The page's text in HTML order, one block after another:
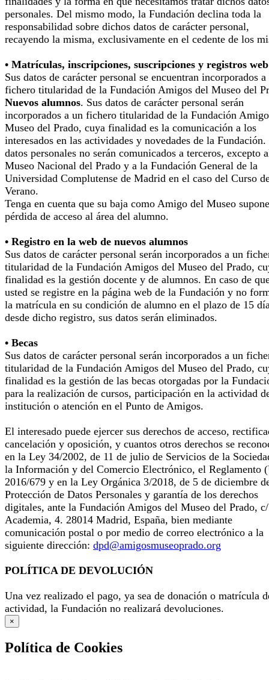
personales. Del mismo modo, la Fundación declina toda la
responsabilidad sobre dichos datos de carácter personal,
recayendo la misma, exclusivamente en el cedente de los
• Matrículas, inscripciones, suscripciones y registros web
Sus datos de carácter personal se encuentran incorporados a
fichero titularidad de la Fundación Amigos del Museo del
Nuevos alumnos. Sus datos de carácter personal serán
incorporados a un fichero titularidad de la Fundación
Museo del Prado, cuya finalidad es la comunicación a los
interesados en las actividades y novedades de la Fundación.
datos personales no serán comunicados a terceros, excepto
Museo Nacional del Prado y a la Fundación General de la
Universidad Complutense de Madrid en el caso del Curso
Verano.
Tenga en cuenta que su baja como Amigo del Museo
pérdida de acceso al área del alumno.
• Registro en la web de nuevos alumnos
Sus datos de carácter personal serán incorporados a un
titularidad de la Fundación Amigos del Museo del Prado,
finalidad es la gestión docente y de alumnos. En caso de
usted se registre en la página web de la Fundación y no
la matrícula en su condición de alumno en el plazo de 15
desde dicho registro, sus datos serán eliminados.
• Becas
Sus datos de carácter personal serán incorporados a un
titularidad de la Fundación Amigos del Museo del Prado,
finalidad es la gestión de las becas otorgadas por la
para la realización de cursos, participación en la actividad
institución o atención en el Punto de Amigos.
El interesado puede ejercer sus derechos de acceso,
cancelación y oposición, y cuantos otros derechos se
en la Ley 34/2002, de 11 de julio de Servicios de la
la Información y del Comercio Electrónico, el Reglamento
2016/679 y en la Ley Orgánica 3/2018, de 5 de diciembre
Protección de Datos Personales y garantía de los derechos
digitales, ante la Fundación Amigos del Museo del Prado,
Academia, 4. 28014 Madrid, España, bien mediante
comunicación postal o por medio de correo electrónico a la
siguiente dirección: dpd@amigosmuseoprado.org
POLÍTICA DE DEVOLUCIÓN
Una vez realizado el pago, ya sea de donación o matrícula
actividad, la Fundación no realizará devoluciones.
×
Política de Cookies